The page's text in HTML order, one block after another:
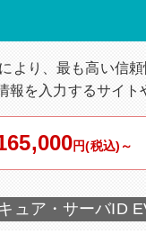
より、最も高い信頼
を入力するサイト
円(税込)～
ュア・サーバID